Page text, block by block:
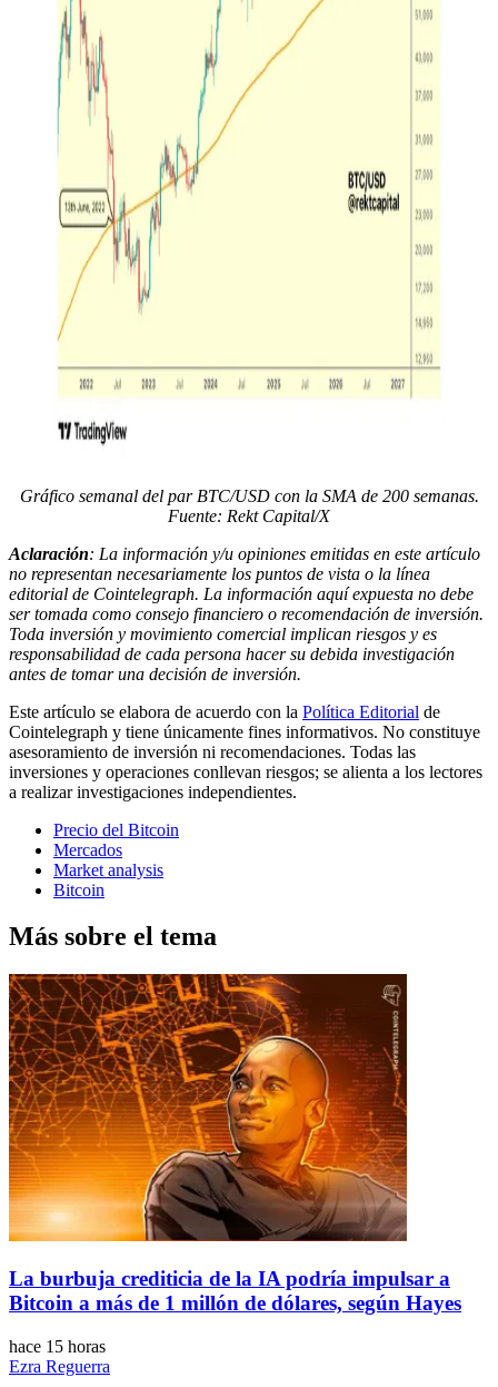
Gráfico semanal del par BTC/USD con la SMA de 200 semanas.
Fuente: Rekt Capital/X
Aclaración: La información y/u opiniones emitidas en este artículo
no representan necesariamente los puntos de vista o la línea
editorial de Cointelegraph. La información aquí expuesta no debe
ser tomada como consejo financiero o recomendación de inversión.
Toda inversión y movimiento comercial implican riesgos y es
responsabilidad de cada persona hacer su debida investigación
antes de tomar una decisión de inversión.
Este artículo se elabora de acuerdo con la Política Editorial de
Cointelegraph y tiene únicamente fines informativos. No constituye
asesoramiento de inversión ni recomendaciones. Todas las
inversiones y operaciones conllevan riesgos; se alienta a los lectores
a realizar investigaciones independientes.
Precio del Bitcoin
Mercados
Market analysis
Bitcoin
Más sobre el tema
La burbuja crediticia de la IA podría impulsar a
Bitcoin a más de 1 millón de dólares, según Hayes
hace 15 horas
Ezra Reguerra